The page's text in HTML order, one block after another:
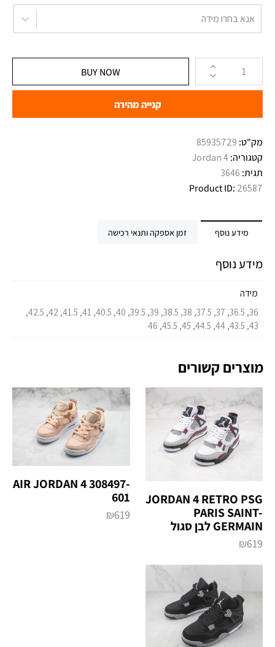
אנא בחרו מידה
BUY NOW
קנייה מהירה
מק"ט: 85935729
קטגוריה:Jordan 4
תגית: 3646
Product ID: 26587
מידע נוסף זמן אספקה ותנאי רכישה
מידע נוסף
מידה
36, 36.5, 37, 37.5, 38, 38.5, 39, 39.5, 40, 40.5, 41, 41.5, 42, 42.5,
43, 43.5, 44, 44.5, 45, 45.5, 46
מוצרים קשורים
JORDAN 4 RETRO PSG
PARIS SAINT-
GERMAIN לבן סגול
₪619
AIR JORDAN 4 308497-
601
₪619